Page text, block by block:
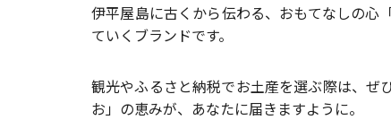
伊平屋島に古くから伝わる、おもてなしの心
ていくブランドです。
観光やふるさと納税でお土産を選ぶ際は、ぜ
お」の恵みが、あなたに届きますように。